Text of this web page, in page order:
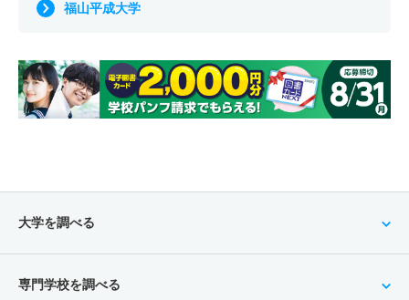
福山平成大学
大学を調べる
専門学校を調べる